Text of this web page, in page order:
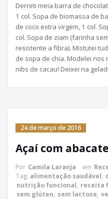
Derreti meia barra de
1 col. Sopa de biomassa de
de coco extra virgem, 1 col.
col. Sopa de ziam (farinha
resistente a fibra). Mistutei
de sopa de chia. Modelei
nibs de cacau! Deixei na
24 de março de 2016
Açaí com
Por Camila Laranja em
Tag alimentação saudável,
nutrição funcional, receita
sem glúten, sem lactose,